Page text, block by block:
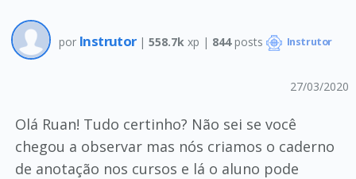
por Instrutor | 558.7k xp | 844posts Instrutor
27/03/2020
Olá Ruan! Tudo certinho? Não sei se você
chegou a observar mas nós criamos o caderno
de anotação nos cursos e lá o aluno pode